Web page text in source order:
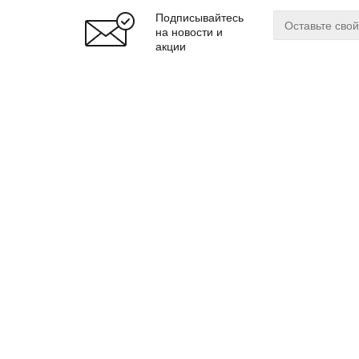
Подписывайтесь
на новости и
акции